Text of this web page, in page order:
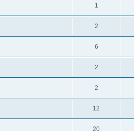
1
2
6
2
2
12
20